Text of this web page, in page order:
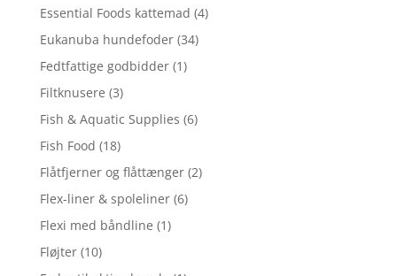
Essential Foods kattemad (4)
Eukanuba hundefoder (34)
Fedtfattige godbidder (1)
Filtknusere (3)
Fish & Aquatic Supplies (6)
Fish Food (18)
Flåtfjerner og flåttænger (2)
Flex-liner & spoleliner (6)
Flexi med båndline (1)
Fløjter (10)